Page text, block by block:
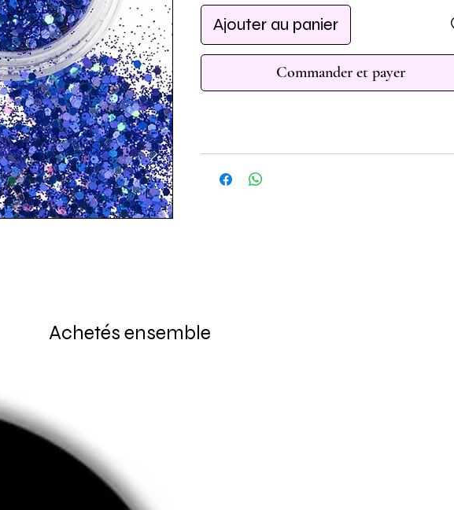
Ajouter au panier
Commander et payer
Achetés ensemble